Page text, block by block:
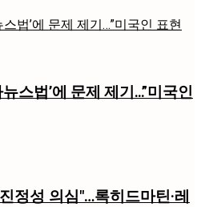
스법’에 문제 제기…”미국인
정성 의심"…록히드마틴·레